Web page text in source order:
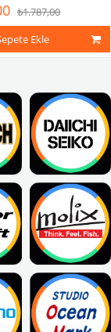
₺1.787,00
Ekle